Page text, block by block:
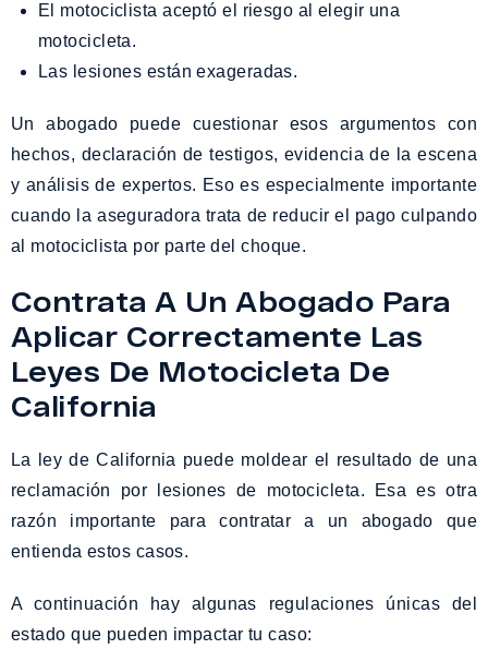
El motociclista aceptó el riesgo al elegir una
motocicleta.
Las lesiones están exageradas.
Un abogado puede cuestionar esos argumentos con
hechos, declaración de testigos, evidencia de la escena
y análisis de expertos. Eso es especialmente importante
cuando la aseguradora trata de reducir el pago culpando
al motociclista por parte del choque.
Contrata A Un Abogado Para
Aplicar Correctamente Las
Leyes De Motocicleta De
California
La ley de California puede moldear el resultado de una
reclamación por lesiones de motocicleta. Esa es otra
razón importante para contratar a un abogado que
entienda estos casos.
A continuación hay algunas regulaciones únicas del
estado que pueden impactar tu caso: